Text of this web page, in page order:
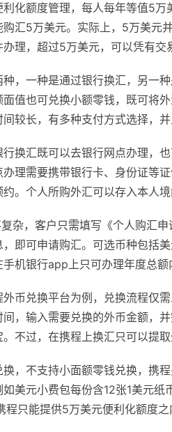
化额度管理，每人每年等值5
汇5万美元。实际上，5万美元
理，超过5万美元，可以凭有交
，一种是通过银行换汇，另一
值也可兑换小额零钱，既可将
较长，有多种支付方式选择，并
换汇既可以去银行网点办理，
理需要携带银行卡、身份证等
。个人所购外汇可以存入本人
杂，客户只需填写《个人购汇
即可申请购汇。可选币种包括
机银行app上只可办理年度总额
币兑换平台为例，兑换流程仅
，输入需要兑换的外币金额，
不过，在携程上换汇只可以提
，不支持小面额零钱兑换，携
美元小费包每份含12张1美元
只能提供5万美元便利化额度